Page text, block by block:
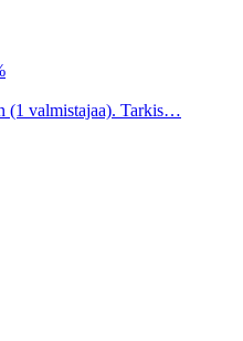
(1 valmistajaa). Tarkis…